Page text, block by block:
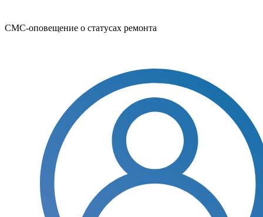
СМС-оповещение о статусах ремонта